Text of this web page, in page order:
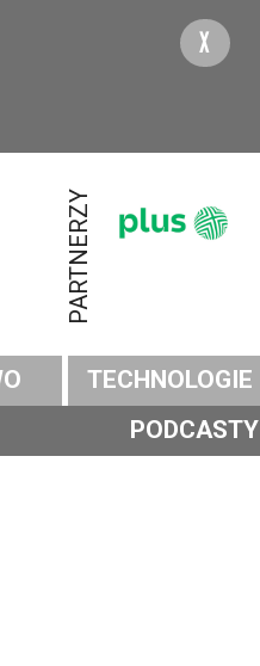
X
PARTNERZY
TECHNOLOGIE
PODCASTY